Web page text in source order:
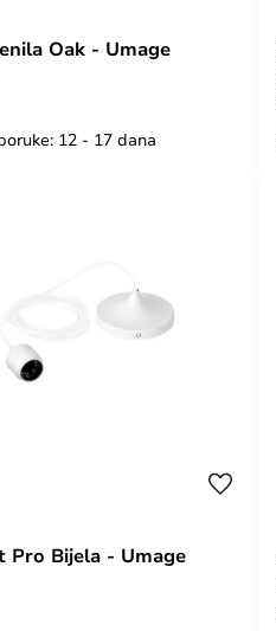
Oak - Umage
12 - 17 dana
Pro Bijela - Umage